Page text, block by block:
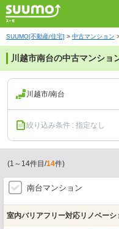
SUUMO[不動産/住宅] > 中古マンション
川越市南台の中古マンショ
川越市/南台
絞り込み条件 : 指定なし
(1 ～ 14件目/14件)
南台マンション
室内バリアフリー対応リノベーシ